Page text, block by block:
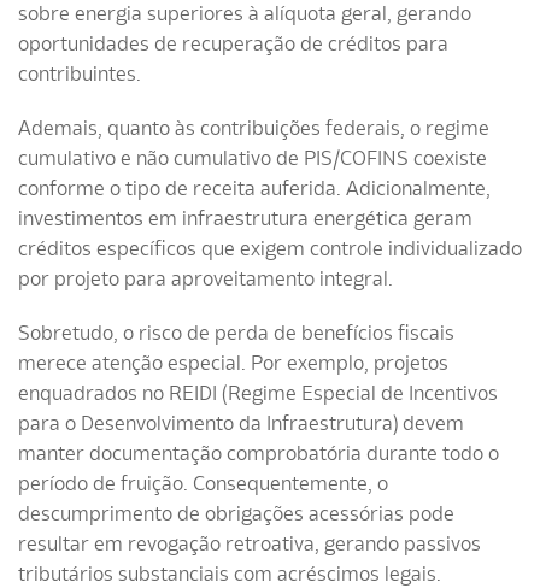
sobre energia superiores à alíquota geral, gerando
oportunidades de recuperação de créditos para
contribuintes.
Ademais, quanto às contribuições federais, o regime
cumulativo e não cumulativo de PIS/COFINS coexiste
conforme o tipo de receita auferida. Adicionalmente,
investimentos em infraestrutura energética geram
créditos específicos que exigem controle individualizado
por projeto para aproveitamento integral.
Sobretudo, o risco de perda de benefícios fiscais
merece atenção especial. Por exemplo, projetos
enquadrados no REIDI (Regime Especial de Incentivos
para o Desenvolvimento da Infraestrutura) devem
manter documentação comprobatória durante todo o
período de fruição. Consequentemente, o
descumprimento de obrigações acessórias pode
resultar em revogação retroativa, gerando passivos
tributários substanciais com acréscimos legais.